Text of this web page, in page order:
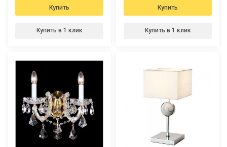
Купить
Купить в 1 клик
Купить
Купить в 1 клик